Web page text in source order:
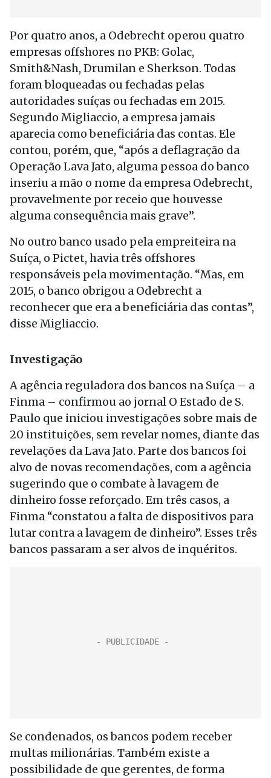
Por quatro anos, a Odebrecht operou quatro
empresas offshores no PKB: Golac,
Smith&Nash, Drumilan e Sherkson. Todas
foram bloqueadas ou fechadas pelas
autoridades suíças ou fechadas em 2015.
Segundo Migliaccio, a empresa jamais
aparecia como beneficiária das contas. Ele
contou, porém, que, “após a deflagração da
Operação Lava Jato, alguma pessoa do banco
inseriu a mão o nome da empresa Odebrecht,
provavelmente por receio que houvesse
alguma consequência mais grave”.
No outro banco usado pela empreiteira na
Suíça, o Pictet, havia três offshores
responsáveis pela movimentação. “Mas, em
2015, o banco obrigou a Odebrecht a
reconhecer que era a beneficiária das contas”,
disse Migliaccio.
Investigação
A agência reguladora dos bancos na Suíça – a
Finma – confirmou ao jornal O Estado de S.
Paulo que iniciou investigações sobre mais de
20 instituições, sem revelar nomes, diante das
revelações da Lava Jato. Parte dos bancos foi
alvo de novas recomendações, com a agência
sugerindo que o combate à lavagem de
dinheiro fosse reforçado. Em três casos, a
Finma “constatou a falta de dispositivos para
lutar contra a lavagem de dinheiro”. Esses três
bancos passaram a ser alvos de inquéritos.
Se condenados, os bancos podem receber
multas milionárias. Também existe a
possibilidade de que gerentes, de forma